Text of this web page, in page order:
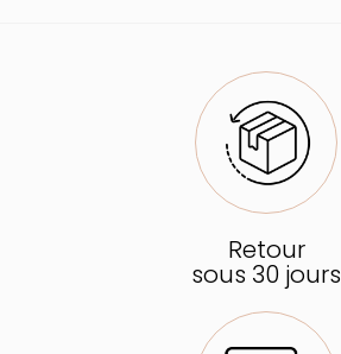
Retour
sous 30 jours